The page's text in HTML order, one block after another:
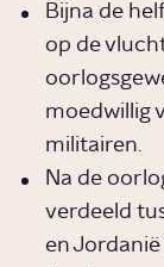
Bijna de
op de
moedwillig
militairen.
Na de
verdeeld
en